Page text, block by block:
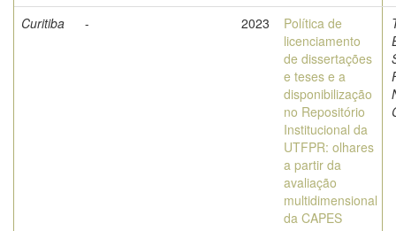
Curitiba - 2023
Política de
licenciamento
de dissertações
e teses e a
disponibilização
no Repositório
Institucional da
UTFPR: olhares
a partir da
avaliação
multidimensional
da CAPES